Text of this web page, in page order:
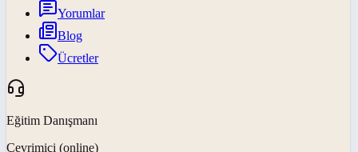
Yorumlar
Blog
Ücretler
Eğitim Danışmanı
Çevrimiçi (online)